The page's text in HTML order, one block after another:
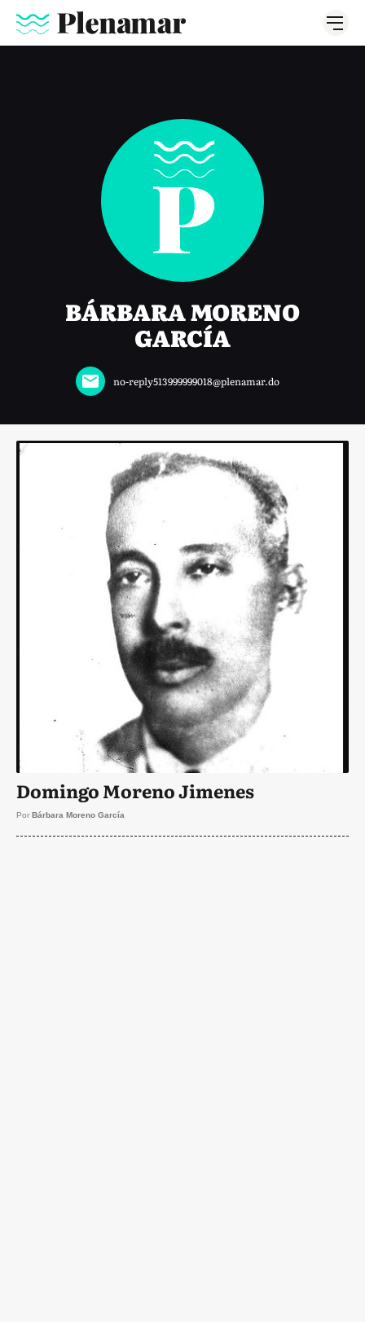
BÁRBARA MORENO
GARCÍA
no-reply513999999018@plenamar.do
Domingo Moreno Jimenes
Por Bárbara Moreno García